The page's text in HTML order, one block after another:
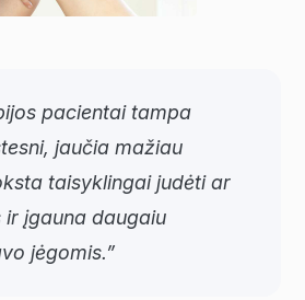
pacientai tampa
jaučia mažiau
taisyklingai judėti ar
įgauna daugaiu
jėgomis.”